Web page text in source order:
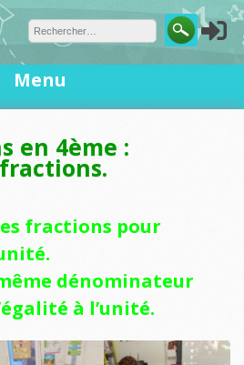
Menu
en 4ème :
fractions pour
dénominateur
à l’unité.